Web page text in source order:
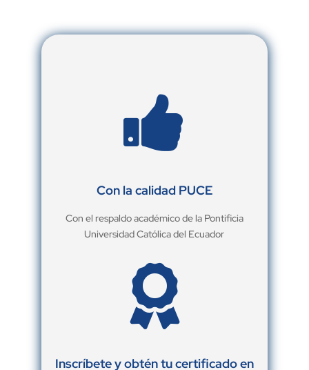

Con la calidad PUCE
Con el respaldo académico de la Pontificia
Universidad Católica del Ecuador

Inscríbete y obtén tu certificado en